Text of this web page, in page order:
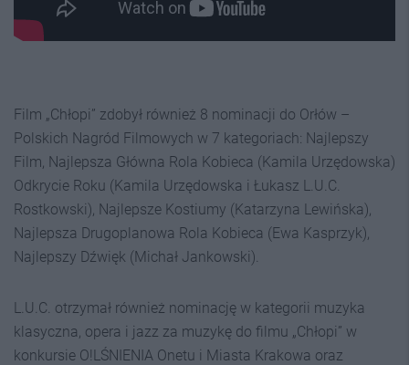
Film „Chłopi” zdobył również 8 nominacji do Orłów –
Polskich Nagród Filmowych w 7 kategoriach: Najlepszy
Film, Najlepsza Główna Rola Kobieca (Kamila Urzędowska)
Odkrycie Roku (Kamila Urzędowska i Łukasz L.U.C.
Rostkowski), Najlepsze Kostiumy (Katarzyna Lewińska),
Najlepsza Drugoplanowa Rola Kobieca (Ewa Kasprzyk),
Najlepszy Dźwięk (Michał Jankowski).
L.U.C. otrzymał również nominację w kategorii muzyka
klasyczna, opera i jazz za muzykę do filmu „Chłopi” w
konkursie O!LŚNIENIA Onetu i Miasta Krakowa oraz